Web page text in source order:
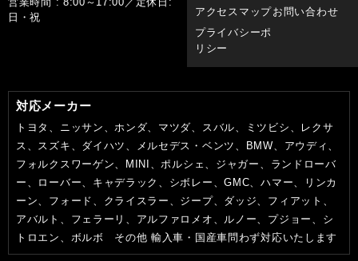
日・祝
アクセスマップお問い合わせ
プライバシーポ
リシー
対応メーカー
トヨタ、ニッサン、ホンダ、マツダ、スバル、ミツビシ、レクサ
ス、スズキ、ダイハツ、メルセデス・ベンツ、BMW、アウディ、
フォルクスワーゲン、MINI、ポルシェ、ジャガー、ランドローバ
ー、ローバー、キャデラック、シボレー、GMC、ハマー、リンカ
ーン、フォード、クライスラー、ジープ、ダッジ、フィアット、
アバルト、フェラーリ、アルファロメオ、ルノー、プジョー、シ
トロエン、ボルボ その他 輸入車・国産車問わず対応いたします